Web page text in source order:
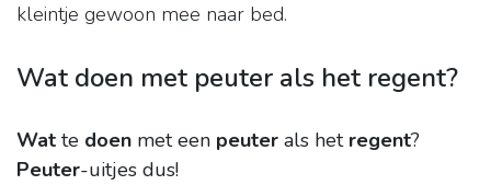
kleintje gewoon mee naar bed.
Wat doen met peuter als het regent?
Wat te doen met een peuter als het regent?
Peuter-uitjes dus!